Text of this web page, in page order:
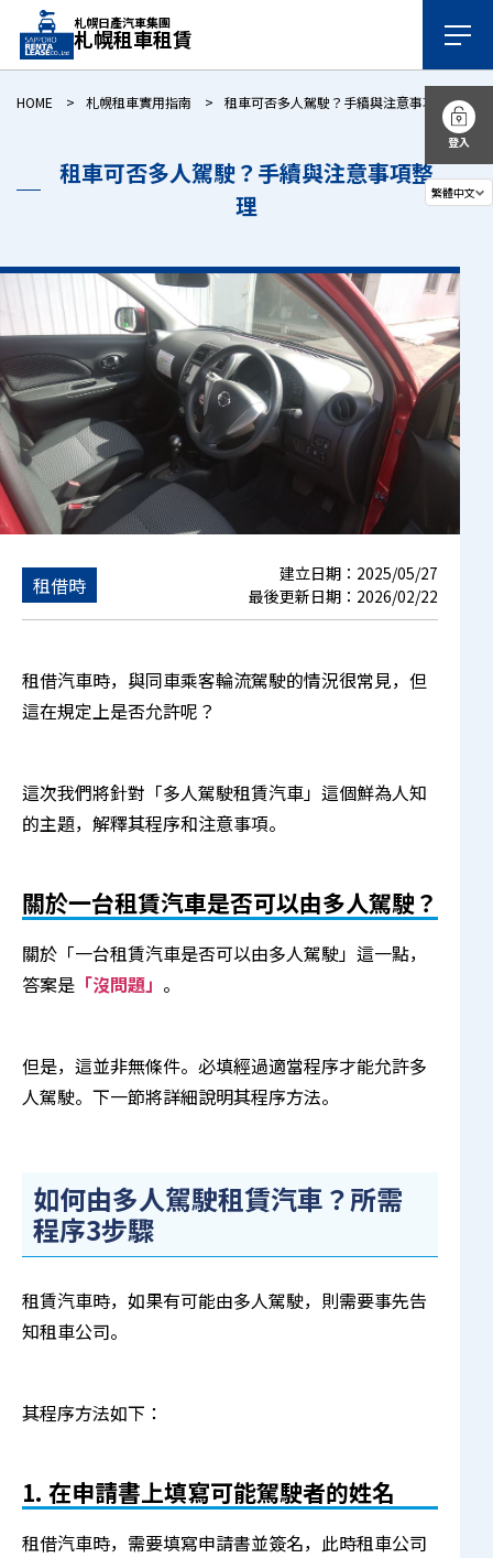
札幌日產汽車集團
札幌租車租賃
登入
HOME 札幌租車實用指南 租車可否多人駕駛？手續與注意事項整理
租車可否多人駕駛？手續與注意事項整
理
租借時 建立日期： 2025/05/27
最後更新日期： 2026/02/22
租借汽車時，與同車乘客輪流駕駛的情況很常見，但
這在規定上是否允許呢？
這次我們將針對「多人駕駛租賃汽車」這個鮮為人知
的主題，解釋其程序和注意事項。
關於一台租賃汽車是否可以由多人駕駛？
關於「一台租賃汽車是否可以由多人駕駛」這一點，
答案是 「沒問題」 。
但是，這並非無條件。必填經過適當程序才能允許多
人駕駛。下一節將詳細說明其程序方法。
如何由多人駕駛租賃汽車？所需
程序3步驟
租賃汽車時，如果有可能由多人駕駛，則需要事先告
知租車公司。
其程序方法如下：
1. 在申請書上填寫可能駕駛者的姓名
租借汽車時，需要填寫申請書並簽名，此時租車公司